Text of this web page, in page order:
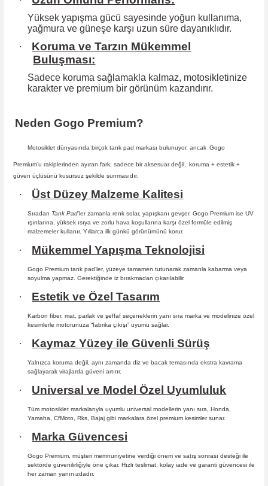
Yüksek yapışma gücü sayesinde yoğun kullanıma,
yağmura ve güneşe karşı uzun süre dayanıklıdır.
·
Koruma ve Tarzın Mükemmel
Buluşması:
Sadece koruma sağlamakla kalmaz, motosikletinize
karakter ve premium bir görünüm kazandırır.
Neden Gogo Premium?
Motosiklet dünyasında birçok tank pad markası bulunuyor, ancak Gogo
Premium’u rakiplerinden ayıran fark; sadece bir aksesuar değil,
koruma + estetik +
güven üçlüsünü kusursuz şekilde sunmasıdır.
· Üst Düzey Malzeme Kalitesi
Sıradan Tank Pad’ler zamanla renk solar, yapışkanı gevşer. Gogo Premium ise UV
ışınlarına, yüksek ısıya ve zorlu hava koşullarına karşı özel formüle edilmiş
malzemeler kullanır. Yıllarca ilk günkü görünümünü korur.
· Mükemmel Yapışma Teknolojisi
Gogo Premium tank pad’ler, yüzeye tamamen tutunarak zamanla kabarma veya
soyulma yapmaz. Gerektiğinde iz bırakmadan çıkarılabilir.
· Estetik ve Özel Tasarım
Karbon fiber, mat, parlak ve şeffaf seçeneklerin yanı sıra marka ve modelinize özel
kesimlerle motorunuza “fabrika çıkışı” uyumu sağlar.
· Kaymaz Yüzey ile Güvenli Sürüş
Yalnızca koruma değil, aynı zamanda diz ve bacak temasında ekstra kavrama
sağlayarak virajlarda güveni artırır.
· Universal ve Model Özel Uyumluluk
Tüm motosiklet markalarıyla uyumlu universal modellerin yanı sıra, Honda,
Yamaha, CfMoto, Rks, Bajaj gibi markalara özel premium kesimler sunar.
· Marka Güvencesi
Gogo Premium, müşteri memnuniyetine verdiği önem ve satış sonrası desteği ile
sektörde güvenilirliğiyle öne çıkar. Hızlı teslimat, kolay iade ve garanti güvencesi ile
her zaman yanınızdadır.